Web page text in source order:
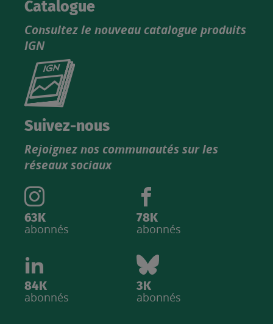
Catalogue
Consultez le nouveau catalogue produits
IGN
Consultez
catalogue
Suivez-nous
Rejoignez nos communautés sur les
réseaux sociaux
63K
abonnés
78K
abonnés
84K
abonnés
3K
abonnés